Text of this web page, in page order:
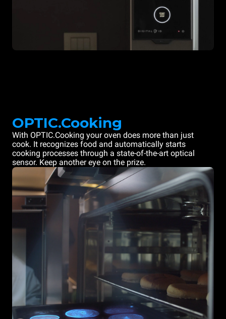
OPTIC.Cooking
With OPTIC.Cooking your oven does more than just
cook. It recognizes food and automatically starts
cooking processes through a state-of-the-art optical
sensor. Keep another eye on the prize.